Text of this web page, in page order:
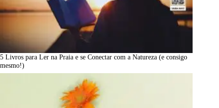
5 Livros para Ler na Praia e se Conectar com a Natureza (e consigo
mesmo!)